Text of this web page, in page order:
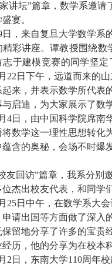
讲坛”篇章，数学系邀
宴。
日，来自复旦大学数学系
精彩讲座。 谭教授围绕数
志于建模竞赛的同学坚定
月 22 日下午，远道而来的
起来，并表示数学所代表
与启迪，为大家展示了数
月 4日，由中国科学院席南
将数学这一理性思想转化
含的奥秘，会场不时爆
友回访”篇章，我系分别
位杰出校友代表，和同学
月 25日中午，在数学系大
申请出国等方面做了深入
保留地分享了许多的宝贵
经历，他的分享为在校本
月 2 日，东南大学110周年